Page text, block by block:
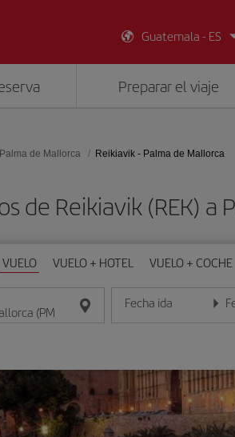
Guatemala - ES
Preparar el viaje
Palma de Mallorca Reikiavik - Palma de Mallorca
de Reikiavik (REK) a
VUELO VUELO + HOTEL VUELO + COCHE
Fecha ida
Introduce la fecha en